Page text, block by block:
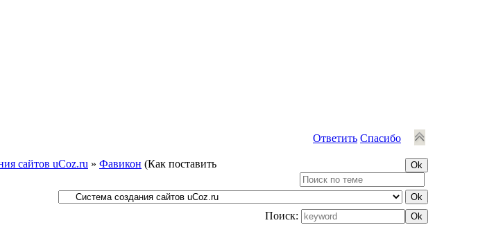
Ответить Спасибо
сайтов uCoz.ru » Фавикон (Как поставить
Поиск: